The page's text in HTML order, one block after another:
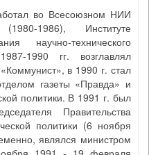
во Всесоюзном НИИ
1986), Институте
научно-технического
1990 гг. возглавлял
в 1990 г. стал
газеты «Правда» и
политики. В 1991 г. был
Правительства
политики (6 ноября
являлся министром